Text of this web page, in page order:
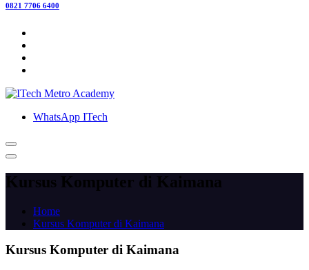
0821 7706 6400
WhatsApp ITech
Kursus Komputer di Kaimana
Home
Kursus Komputer di Kaimana
Kursus Komputer di Kaimana